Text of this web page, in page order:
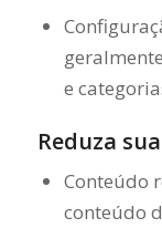
e
Reduza
Conteúdo
conteúdo